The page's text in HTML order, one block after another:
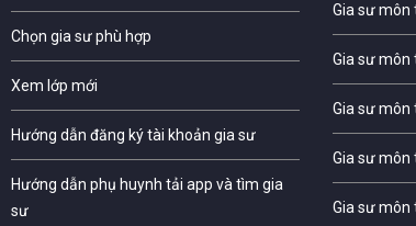
Chọn gia sư phù hợp
Xem lớp mới
Hướng dẫn đăng ký tài khoản gia sư
Hướng dẫn phụ huynh tải app và tìm gia
sư
Gia sư môn
Gia sư môn
Gia sư môn
Gia sư môn
Gia sư môn